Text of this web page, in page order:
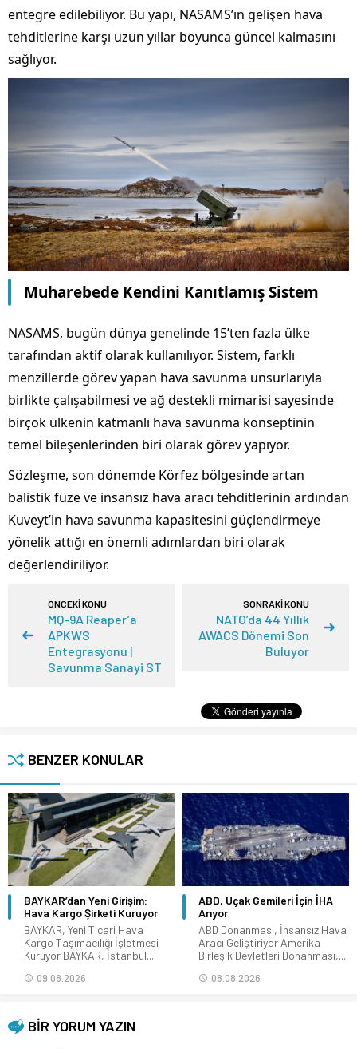
entegre edilebiliyor. Bu yapı, NASAMS’ın gelişen hava
tehditlerine karşı uzun yıllar boyunca güncel kalmasını
sağlıyor.
Muharebede Kendini Kanıtlamış Sistem
NASAMS, bugün dünya genelinde 15’ten fazla ülke
tarafından aktif olarak kullanılıyor. Sistem, farklı
menzillerde görev yapan hava savunma unsurlarıyla
birlikte çalışabilmesi ve ağ destekli mimarisi sayesinde
birçok ülkenin katmanlı hava savunma konseptinin
temel bileşenlerinden biri olarak görev yapıyor.
Sözleşme, son dönemde Körfez bölgesinde artan
balistik füze ve insansız hava aracı tehditlerinin ardından
Kuveyt’in hava savunma kapasitesini güçlendirmeye
yönelik attığı en önemli adımlardan biri olarak
değerlendiriliyor.
ÖNCEKİ KONU
MQ-9A Reaper’a
APKWS
Entegrasyonu |
Savunma Sanayi ST
SONRAKİ KONU
NATO’da 44 Yıllık
AWACS Dönemi Son
Buluyor
BENZER KONULAR
BAYKAR’dan Yeni Girişim:
Hava Kargo Şirketi Kuruyor
BAYKAR, Yeni Ticari Hava
Kargo Taşımacılığı İşletmesi
Kuruyor BAYKAR, İstanbul...
09.08.2026
ABD, Uçak Gemileri İçin İHA
Arıyor
ABD Donanması, İnsansız Hava
Aracı Geliştiriyor Amerika
Birleşik Devletleri Donanması,...
08.08.2026
BİR YORUM YAZIN